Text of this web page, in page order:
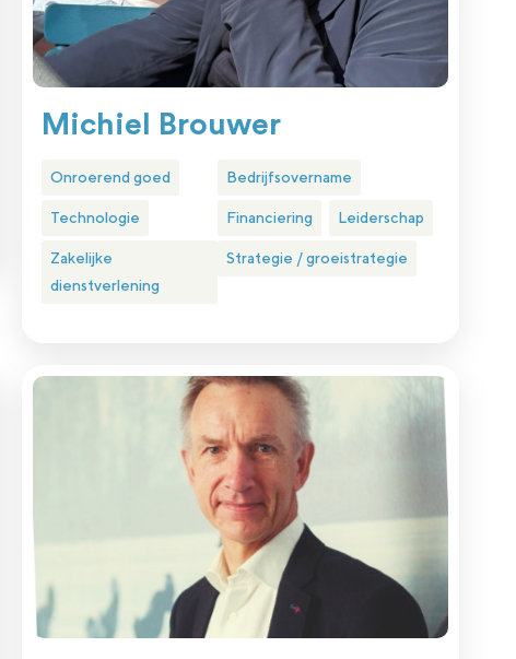
Michiel Brouwer
Onroerend goed
Technologie
Zakelijke
dienstverlening
Bedrijfsovername
Financiering Leiderschap
Strategie / groeistrategie